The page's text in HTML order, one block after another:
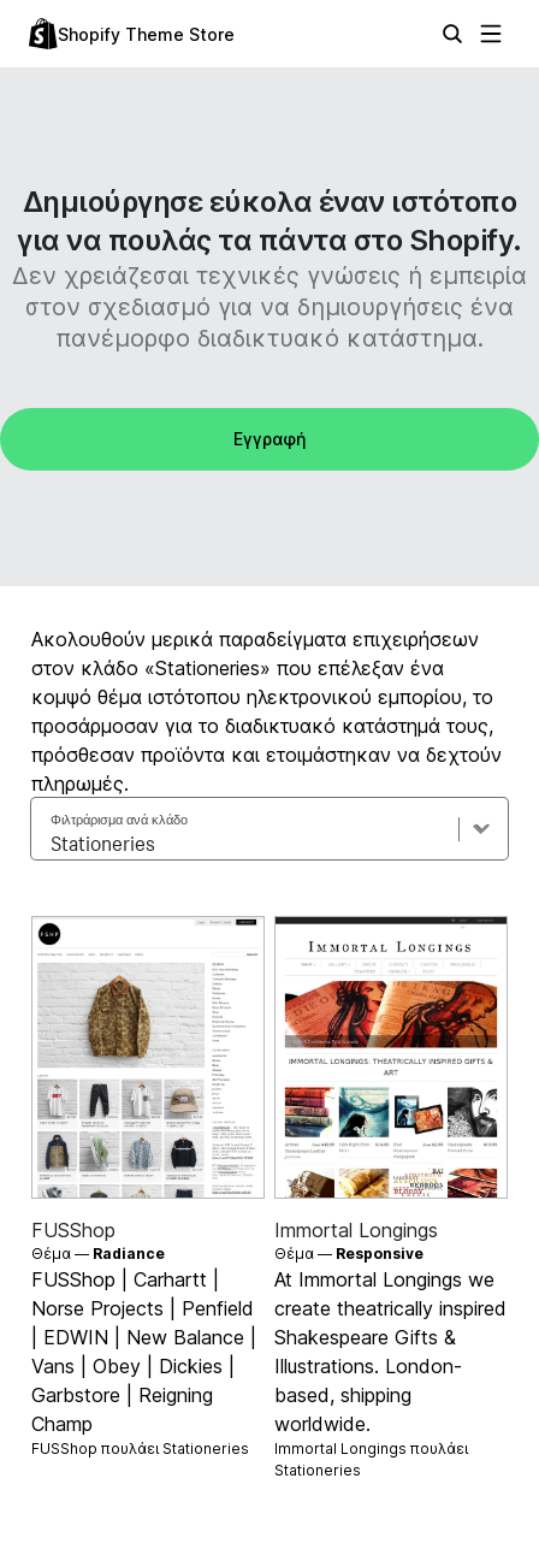
Shopify Theme Store
Δημιούργησε εύκολα έναν ιστότοπο
για να πουλάς τα πάντα στο Shopify.
Δεν χρειάζεσαι τεχνικές γνώσεις ή εμπειρία
στον σχεδιασμό για να δημιουργήσεις ένα
πανέμορφο διαδικτυακό κατάστημα.
Εγγραφή
Ακολουθούν μερικά παραδείγματα επιχειρήσεων
στον κλάδο «Stationeries» που επέλεξαν ένα
κομψό θέμα ιστότοπου ηλεκτρονικού εμπορίου, το
προσάρμοσαν για το διαδικτυακό κατάστημά τους,
πρόσθεσαν προϊόντα και ετοιμάστηκαν να δεχτούν
πληρωμές.
Φιλτράρισμα ανά κλάδο
FUSShop
Θέμα — Radiance
FUSShop | Carhartt |
Norse Projects | Penfield
| EDWIN | New Balance |
Vans | Obey | Dickies |
Garbstore | Reigning
Champ
FUSShop πουλάει Stationeries
Immortal Longings
Θέμα — Responsive
At Immortal Longings we
create theatrically inspired
Shakespeare Gifts &
Illustrations. London-
based, shipping
worldwide.
Immortal Longings πουλάει
Stationeries